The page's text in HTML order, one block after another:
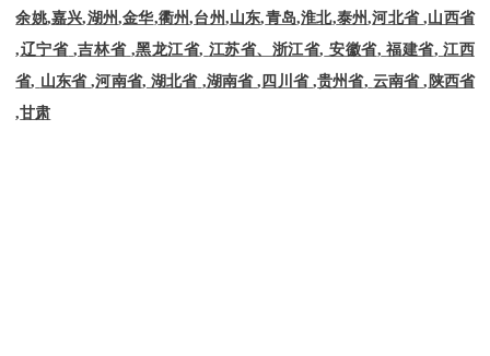
余姚,嘉兴,湖州,金华,衢州,台州,山东,青岛,淮北,泰州,河北省 ,山西省
,辽宁省 ,吉林省 ,黑龙江省, 江苏省、浙江省, 安徽省, 福建省, 江西
省, 山东省 ,河南省, 湖北省 ,湖南省 , 四川省 ,贵州省, 云南省 , 陕西省
,甘肃